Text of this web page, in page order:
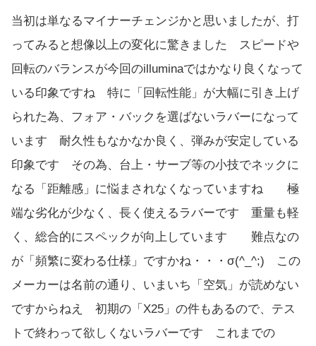
当初は単なるマイナーチェンジかと思いましたが、打
ってみると想像以上の変化に驚きました スピードや
回転のバランスが今回のilluminaではかなり良くなって
いる印象ですね 特に「回転性能」が大幅に引き上げ
られた為、フォア・バックを選ばないラバーになって
います 耐久性もなかなか良く、弾みが安定している
印象です その為、台上・サーブ等の小技でネックに
なる「距離感」に悩まされなくなっていますね 極
端な劣化が少なく、長く使えるラバーです 重量も軽
く、総合的にスペックが向上しています 難点なの
が「頻繁に変わる仕様」ですかね・・・σ(^_^;) この
メーカーは名前の通り、いまいち「空気」が読めない
ですからねえ 初期の「X25」の件もあるので、テス
トで終わって欲しくないラバーです これまでの